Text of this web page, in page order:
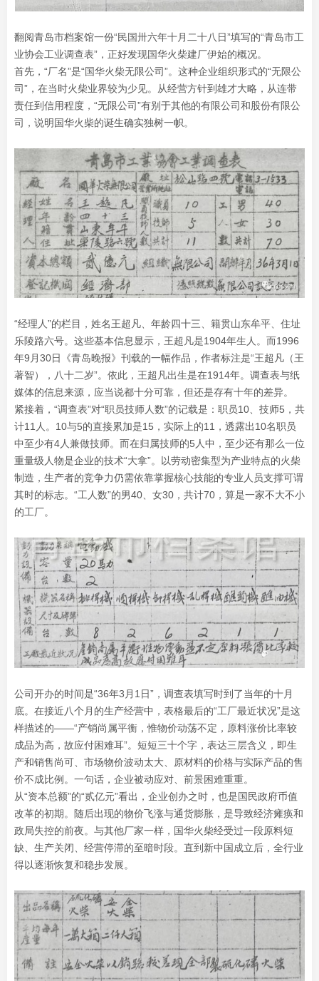
翻阅青岛市档案馆一份“民国卅六年十月二十八日”填写的“青岛市工
业协会工业调查表”，正好发现国华火柴建厂伊始的概况。
首先，“厂名”是“国华火柴无限公司”。这种企业组织形式的“无限公
司”，在当时火柴业界较为少见。从经营方针到雄才大略，从连带
责任到信用程度，“无限公司”有别于其他的有限公司和股份有限公
司，说明国华火柴的诞生确实独树一帜。
“经理人”的栏目，姓名王超凡、年龄四十三、籍贯山东牟平、住址
乐陵路六号。这些基本信息显示，王超凡是1904年生人。而1996
年9月30日《青岛晚报》刊载的一幅作品，作者标注是“王超凡（王
著智），八十二岁”。依此，王超凡出生是在1914年。调查表与纸
媒体的信息来源，应当说都十分可靠，但还是存有十年的差异。
紧接着，“调查表”对“职员技师人数”的记载是：职员10、技师5，共
计11人。10与5的直接累加是15，实际上的11，透露出10名职员
中至少有4人兼做技师。而在归属技师的5人中，至少还有那么一位
重量级人物是企业的技术“大拿”。以劳动密集型为产业特点的火柴
制造，生产者的竞争力仍需依靠掌握核心技能的专业人员支撑可谓
其时的标志。“工人数”的男40、女30，共计70，算是一家不大不小
的工厂。
公司开办的时间是“36年3月1日”，调查表填写时到了当年的十月
底。在接近八个月的生产经营中，表格最后的“工厂最近状况”是这
样描述的——“产销尚属平衡，惟物价动荡不定，原料涨价比率较
成品为高，故应付困难耳”。短短三十个字，表达三层含义，即生
产和销售尚可、市场物价波动太大、原材料的价格与实际产品的售
价不成比例。一句话，企业被动应对、前景困难重重。
从“资本总额”的“贰亿元”看出，企业创办之时，也是国民政府币值
改革的初期。随后出现的物价飞涨与通货膨胀，是导致经济瘫痪和
政局失控的前夜。与其他厂家一样，国华火柴经受过一段原料短
缺、生产关闭、经营停滞的至暗时段。直到新中国成立后，全行业
得以逐渐恢复和稳步发展。